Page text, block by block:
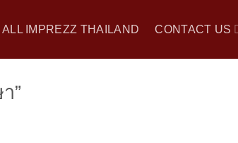
ALL IMPREZZ THAILAND CONTACT US
”